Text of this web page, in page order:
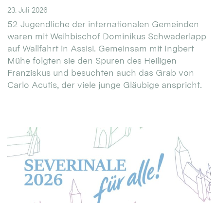
23. Juli 2026
52 Jugendliche der internationalen Gemeinden
waren mit Weihbischof Dominikus Schwaderlapp
auf Wallfahrt in Assisi. Gemeinsam mit Ingbert
Mühe folgten sie den Spuren des Heiligen
Franziskus und besuchten auch das Grab von
Carlo Acutis, der viele junge Gläubige anspricht.